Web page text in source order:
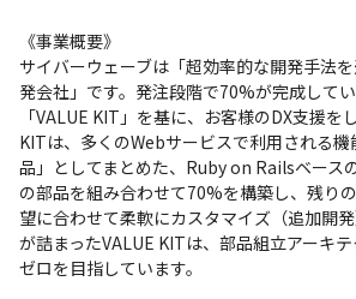
《事業概要》
サイバーウェーブは「超効率的な開発手法
発会社」です。発注段階で70%が完成して
「VALUE KIT」を基に、お客様のDX支援を
KITは、多くのWebサービスで利用される
品」としてまとめた、Ruby on Railsベース
の部品を組み合わせて70%を構築し、残り
望に合わせて柔軟にカスタマイズ（追加開
が詰まったVALUE KITは、部品組立アーキ
ゼロを目指しています。